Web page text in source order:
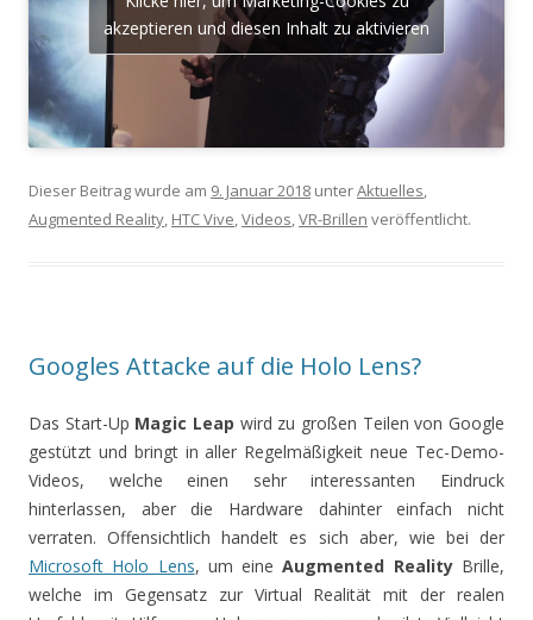
akzeptieren und diesen Inhalt zu aktivieren
Dieser Beitrag wurde am 9. Januar 2018 unterAktuelles,
Augmented Reality, HTC Vive,Videos,VR-Brillen veröffentlicht.
Googles Attacke auf die Holo Lens?
Das Start-Up Magic Leap wird zu großen Teilen von Google
gestützt und bringt in aller Regelmäßigkeit neue Tec-Demo-
Videos, welche einen sehr interessanten Eindruck
hinterlassen, aber die Hardware dahinter einfach nicht
verraten. Offensichtlich handelt es sich aber, wie bei der
Microsoft Holo Lens, um eineAugmented RealityBrille,
welche im Gegensatz zur Virtual Realität mit der realen